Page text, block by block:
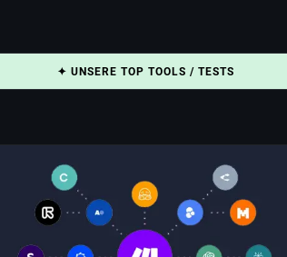
✦ UNSERE TOP TOOLS / TESTS